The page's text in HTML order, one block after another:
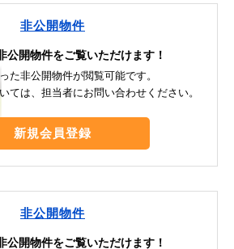
非公開物件
公開物件をご覧いただけます！
た非公開物件が閲覧可能です。
ては、担当者にお問い合わせください。
新規会員登録
非公開物件
公開物件をご覧いただけます！